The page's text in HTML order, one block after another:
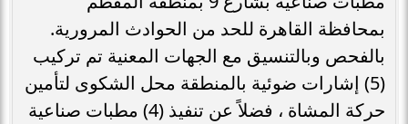
بمحافظة القاهرة للحد من الحوادث المرورية.
بالفحص وبالتنسيق مع الجهات المعنية تم تركيب
(5) إشارات ضوئية بالمنطقة محل الشكوى لتأمين
حركة المشاة ، فضلاً عن تنفيذ (4) مطبات صناعية